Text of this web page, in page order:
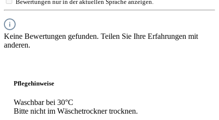
Bewertungen nur in der aktuellen Sprache anzeigen.
Keine Bewertungen gefunden. Teilen Sie Ihre Erfahrungen mit
anderen.
Pflegehinweise
Waschbar bei 30°C
Bitte nicht im Wäschetrockner trocknen.